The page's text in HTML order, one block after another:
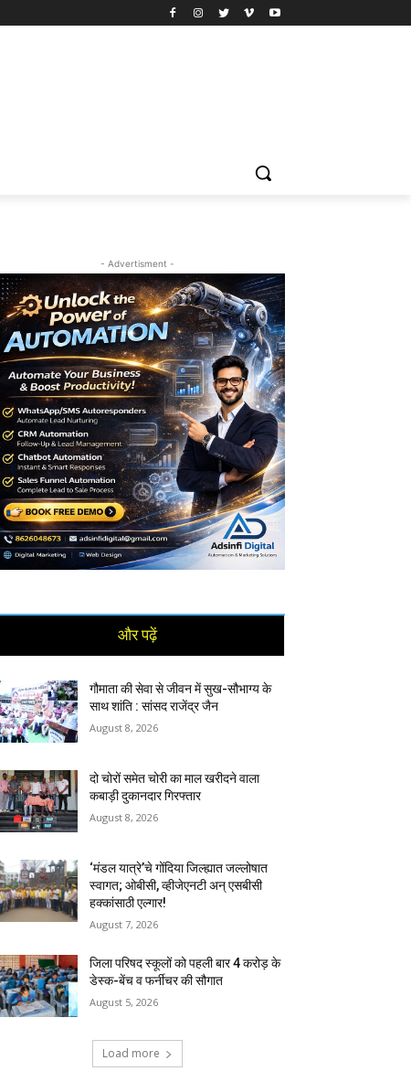
- Advertisment -
और पढ़ें
गौमाता की सेवा से जीवन में सुख-सौभाग्य के
साथ शांति : सांसद राजेंद्र जैन
August 8, 2026
दो चोरों समेत चोरी का माल खरीदने वाला
कबाड़ी दुकानदार गिरफ्तार
August 8, 2026
‘मंडल यात्रे’चे गोंदिया जिल्ह्यात जल्लोषात
स्वागत; ओबीसी, व्हीजेएनटी अन् एसबीसी
हक्कांसाठी एल्गार!
August 7, 2026
जिला परिषद स्कूलों को पहली बार 4 करोड़ के
डेस्क-बेंच व फर्नीचर की सौगात
August 5, 2026
Load more